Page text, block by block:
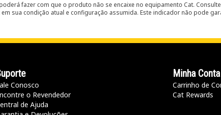
fazer com que o produto não se encaixe no equipamento Cat.
sua condição atual e configuração assumida. Este indicador não pode
Conosco
o Revendedor
de Ajuda
Minha Conta
Carrinho de
Cat Rewards